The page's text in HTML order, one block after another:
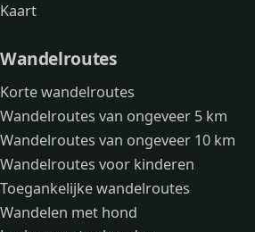
Kaart
Wandelroutes
Korte wandelroutes
Wandelroutes van ongeveer 5 km
Wandelroutes van ongeveer 10 km
Wandelroutes voor kinderen
Toegankelijke wandelroutes
Wandelen met hond